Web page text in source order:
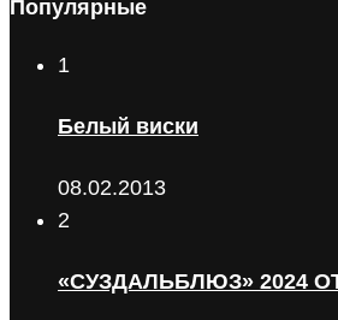
Популярные
1
Белый виски
08.02.2013
2
«СУЗДАЛЬБЛЮЗ» 2024